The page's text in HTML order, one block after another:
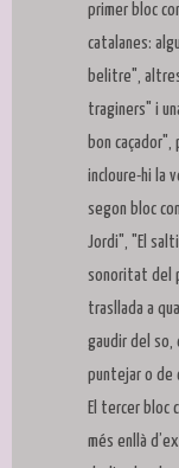
primer bloc
catalanes:
belitre",
traginers" i
bon
incloure-hi la
segon bloc
Jordi", "El
sonoritat del
trasllada a
gaudir del so,
puntejar o de
El tercer bloc
més enllà